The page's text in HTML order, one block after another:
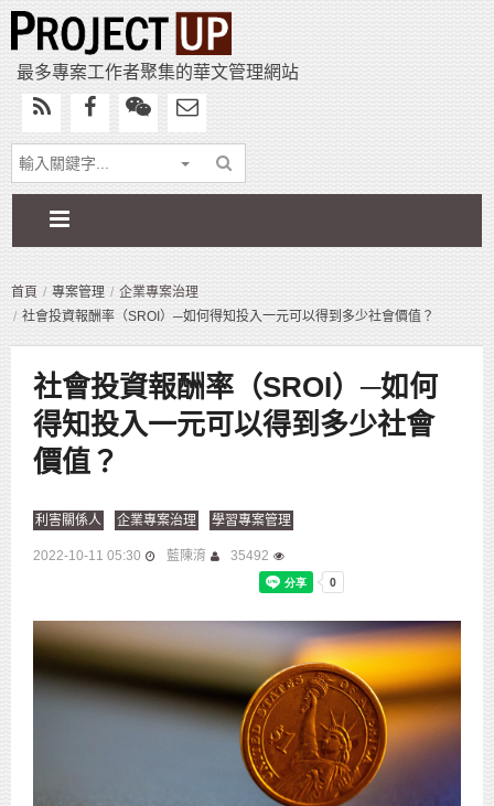
最多專案工作者聚集的華文管理網站
首頁 專案管理
企業專案治理
社會投資報酬率（SROI）─如何得知投入一元可以得到多少社會價值？
社會投資報酬率（SROI）─如何
得知投入一元可以得到多少社會
價值？
利害關係人 企業專案治理 學習專案管理
2022-10-11 05:30 藍陳淯 35492